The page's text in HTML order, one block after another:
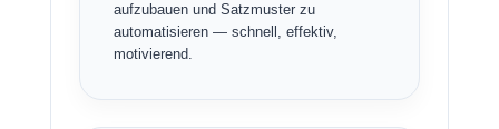
aufzubauen und Satzmuster zu
automatisieren — schnell, effektiv,
motivierend.